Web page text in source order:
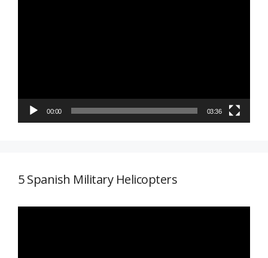
00:00 03:36
5 Spanish Military Helicopters